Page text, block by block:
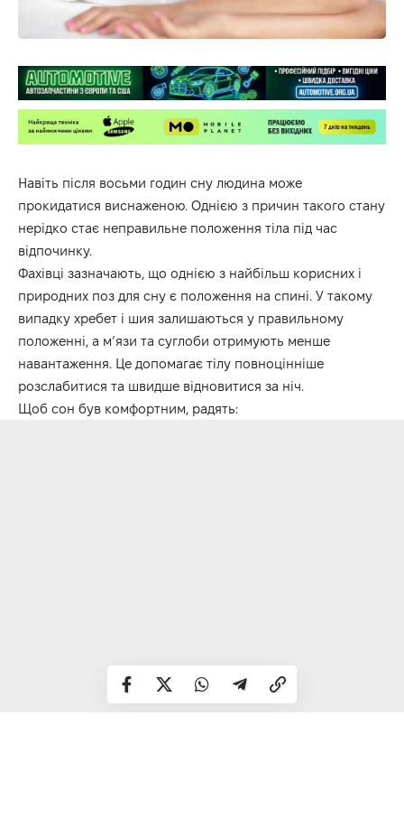
Навіть після восьми годин сну людина може
прокидатися виснаженою. Однією з причин такого стану
нерідко стає неправильне положення тіла під час
відпочинку.
Фахівці зазначають, що однією з найбільш корисних і
природних поз для сну є положення на спині. У такому
випадку хребет і шия залишаються у правильному
положенні, а м’язи та суглоби отримують менше
навантаження. Це допомагає тілу повноцінніше
розслабитися та швидше відновитися за ніч.
Щоб сон був комфортним, радять: